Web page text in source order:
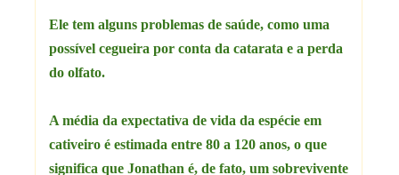
Ele tem alguns problemas de saúde, como uma
possível cegueira por conta da catarata e a perda
do olfato.
A média da expectativa de vida da espécie em
cativeiro é estimada entre 80 a 120 anos, o que
significa que Jonathan é, de fato, um sobrevivente